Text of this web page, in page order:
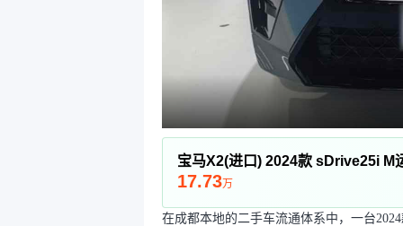
宝马X2(进口) 2024款 sDrive25i M
17.73万
在成都本地的二手车流通体系中，一台